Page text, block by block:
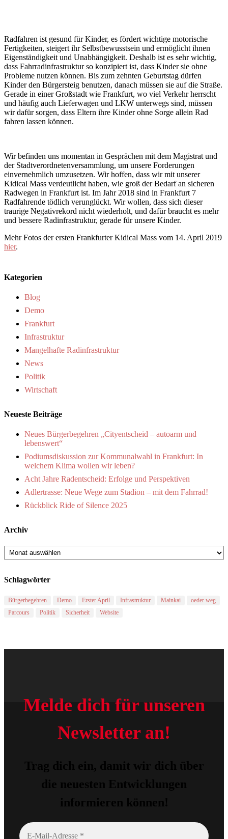
Radfahren ist gesund für Kinder, es fördert wichtige motorische
Fertigkeiten, steigert ihr Selbstbewusstsein und ermöglicht ihnen
Eigenständigkeit und Unabhängigkeit. Deshalb ist es sehr wichtig,
dass Fahrradinfrastruktur so konzipiert ist, dass Kinder sie ohne
Probleme nutzen können. Bis zum zehnten Geburtstag dürfen
Kinder den Bürgersteig benutzen, danach müssen sie auf die Straße.
Gerade in einer Großstadt wie Frankfurt, wo viel Verkehr herrscht
und häufig auch Lieferwagen und LKW unterwegs sind, müssen
wir dafür sorgen, dass Eltern ihre Kinder ohne Sorge allein Rad
fahren lassen können.
Wir befinden uns momentan in Gesprächen mit dem Magistrat und
der Stadtverordnetenversammlung, um unsere Forderungen
einvernehmlich umzusetzen. Wir hoffen, dass wir mit unserer
Kidical Mass verdeutlicht haben, wie groß der Bedarf an sicheren
Radwegen in Frankfurt ist. Im Jahr 2018 sind in Frankfurt 7
Radfahrende tödlich verunglückt. Wir wollen, dass sich dieser
traurige Negativrekord nicht wiederholt, und dafür braucht es mehr
und bessere Radinfrastruktur, gerade für unsere Kinder.
Mehr Fotos der ersten Frankfurter Kidical Mass vom 14. April 2019
hier.
Kategorien
Blog
Demo
Frankfurt
Infrastruktur
Mangelhafte Radinfrastruktur
News
Politik
Wirtschaft
Neueste Beiträge
Neues Bürgerbegehren „Cityentscheid – autoarm und
lebenswert“
Podiumsdiskussion zur Kommunalwahl in Frankfurt: In
welchem Klima wollen wir leben?
Acht Jahre Radentscheid: Erfolge und Perspektiven
Adlertrasse: Neue Wege zum Stadion – mit dem Fahrrad!
Rückblick Ride of Silence 2025
Archiv
Archiv
Schlagwörter
Bürgerbegehren Demo Erster April Infrastruktur Mainkai
oeder weg
Parcours
Politik Sicherheit Website
Melde dich für unseren
Newsletter an!